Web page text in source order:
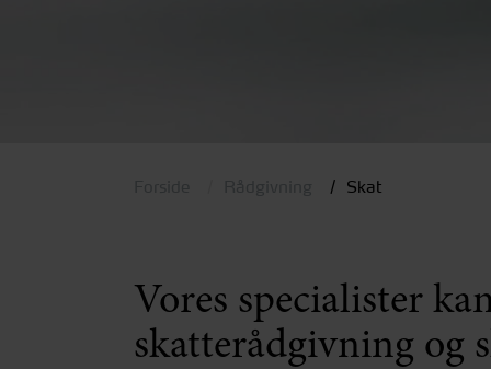
Skat
Vores specialister
skatterådgivning og